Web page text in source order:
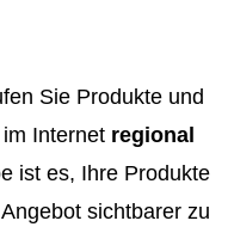
Sie Produkte und
Internet regional
ist es, Ihre Produkte
sichtbarer zu